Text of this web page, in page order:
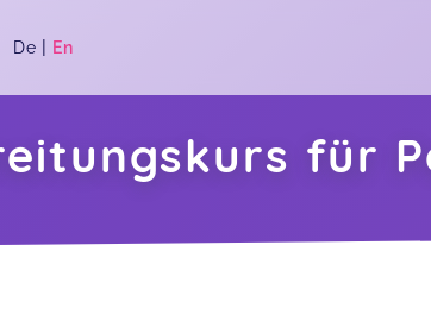
De | En
für